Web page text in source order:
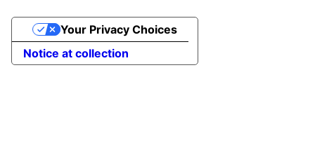
Notice at collection
Your Privacy Choices